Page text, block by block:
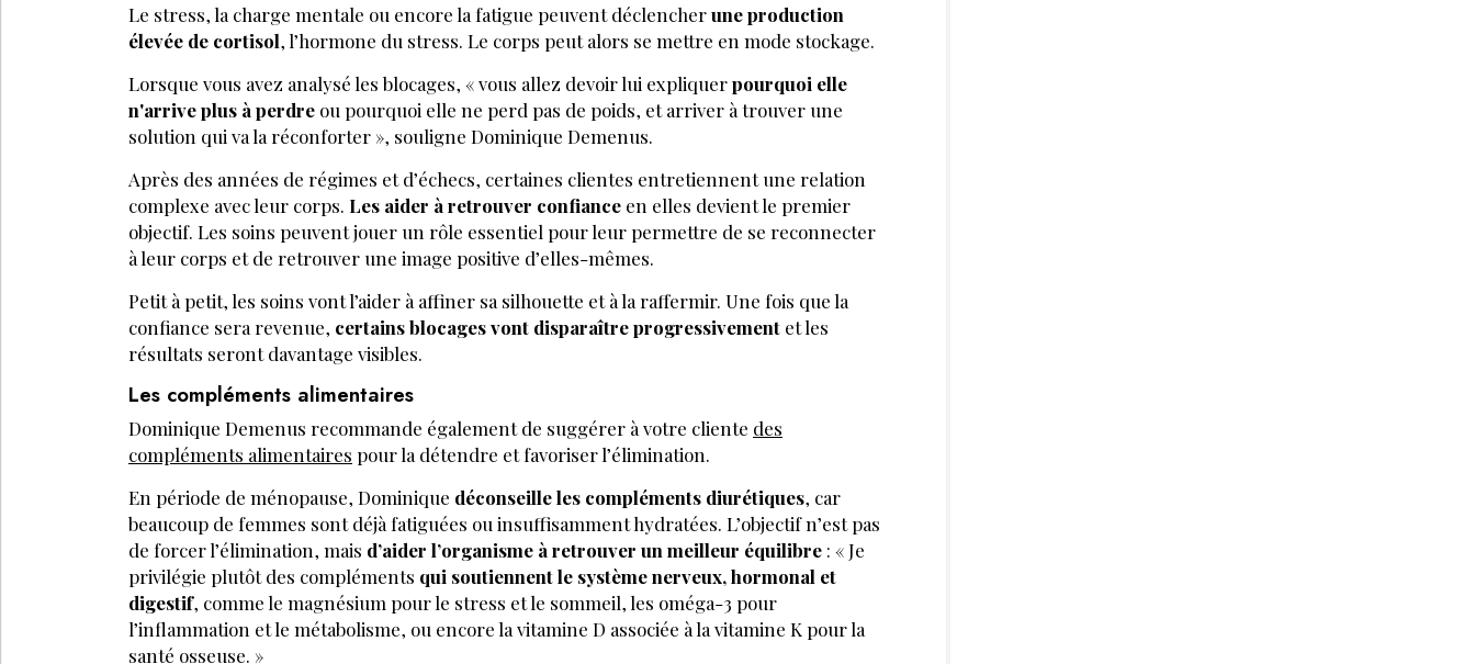
Le stress, la charge mentale ou encore la fatigue peuvent déclencherune production
élevée de cortisol, l’hormone du stress. Le corps peut alors se mettre en mode stockage.
Lorsque vous avez analysé les blocages, « vous allez devoir lui expliquerpourquoi elle
n'arrive plus à perdre ou pourquoi elle ne perd pas de poids, et arriver à trouver une
solution qui va la réconforter », souligne Dominique Demenus.
Après des années de régimes et d’échecs, certaines clientes entretiennent une relation
complexe avec leur corps. Les aider à retrouver confiance en elles devient le premier
objectif. Les soins peuvent jouer un rôle essentiel pour leur permettre de se reconnecter
à leur corps et de retrouver une image positive d’elles-mêmes.
Petit à petit, les soins vont l’aider à affiner sa silhouette et à la raffermir. Une fois que la
confiance sera revenue, certains blocages vont disparaître progressivement et les
résultats seront davantage visibles.
Les compléments alimentaires
Dominique Demenus recommande également de suggérer à votre cliente des
compléments alimentaires pour la détendre et favoriser l’élimination.
En période de ménopause, Dominique déconseille les compléments diurétiques, car
beaucoup de femmes sont déjà fatiguées ou insuffisamment hydratées. L’objectif n’est pas
de forcer l’élimination, mais d’aider l’organisme à retrouver un meilleur équilibre : « Je
privilégie plutôt des compléments qui soutiennent le système nerveux, hormonal et
digestif, comme le magnésium pour le stress et le sommeil, les oméga-3 pour
l’inflammation et le métabolisme, ou encore la vitamine D associée à la vitamine K pour la
santé osseuse. »